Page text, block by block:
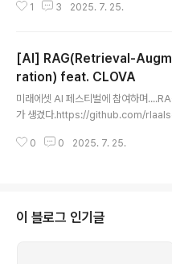
한 문서와 사용자 쿼리 간 연관도를 평가
관도가 높은 문서만 선별하여 사용하기
를 효율적으로 절감하면서도 신뢰도 높
수 있습니다." 라고 문서에 작성되어
ncloud-forums.com/topic/525/ 리
문의에 답변하는 RAG 시스템 구현하
한 RAG 시스템 구축이 활발..
1 3 2025. 7. 25.
[AI] RAG(Retrieval-
ration) feat. CLOVA
미래에셋 AI 페스티벌에 참여하며
가 생겼다.https://github.com/
미래에셋증권 AI 페스티벌2025 미래에
에 대해서 설명하자면 검색기반 생성
ide.ncloud-docs.com/docs/rag-
사용하면 할루시네이션이 자주 발생하
0 0 2025. 7. 25.
이 블로그 인기글